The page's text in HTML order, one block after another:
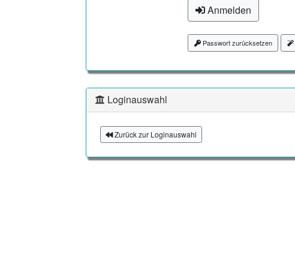
Anmelden
Passwort zurücksetzen
Loginauswahl
Zurück zur Loginauswahl